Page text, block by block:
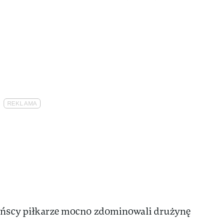
piłkarze mocno zdominowali drużynę